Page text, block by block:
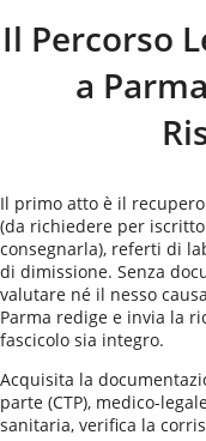
Il Percorso
a
Il primo atto è il
(da richiedere per
consegnarla), referti di
di dimissione. Senza
valutare né il nesso
Parma redige e invia la
fascicolo sia integro.
Acquisita la
parte (CTP), medico-
sanitaria, verifica la